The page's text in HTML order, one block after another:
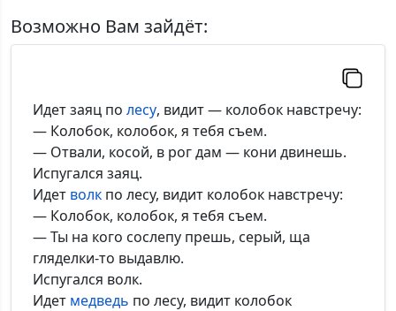
*Максимальное кол-во символов - 500. Ручная модерация.
Добавить
Возможно Вам зайдёт:
Идет заяц по лесу, видит — колобок навстречу:
— Колобок, колобок, я тебя съем.
— Отвали, косой, в рог дам — кони двинешь.
Испугался заяц.
Идет волк по лесу, видит колобок навстречу:
— Колобок, колобок, я тебя съем.
— Ты на кого сослепу прешь, серый, ща
гляделки-то выдавлю.
Испугался волк.
Идет медведь по лесу, видит колобок